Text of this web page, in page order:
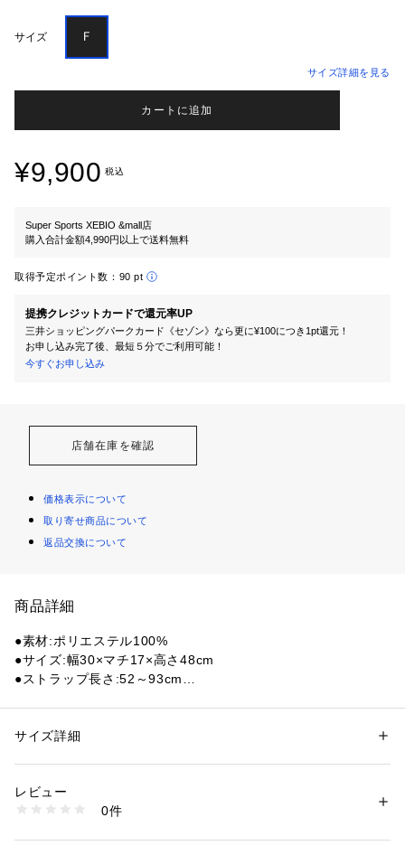
サイズ Ｆ
サイズ詳細を見る
カートに追加
¥9,900 税込
Super Sports XEBIO &mall店
購入合計金額4,990円以上で送料無料
取得予定ポイント数： 90 pt
提携クレジットカードで還元率UP
三井ショッピングパークカード《セゾン》なら更に¥100につき1pt還元！
お申し込み完了後、最短５分でご利用可能！
今すぐお申し込み
店舗在庫を確認
価格表示について
取り寄せ商品について
返品交換について
商品詳細
●素材:ポリエステル100%
●サイズ:幅30×マチ17×高さ48cm
●ストラップ長さ:52～93cm
ットや小物用ポケット、サイドにビーチサンダルやドリンク用
を通すリフレクター付きバンド。
●体にフィットするU字ベルト。
性別：レディース
商品番号：
10903574001 （ショップ）
サイズ詳細
レビュー
0件